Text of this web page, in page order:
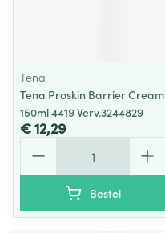
Tena
Tena Proskin Barrier Cream
150ml 4419 Verv.3244829
€ 12,29
Bestel